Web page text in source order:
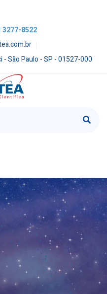
3277-8522
- São Paulo - SP - 01527-000